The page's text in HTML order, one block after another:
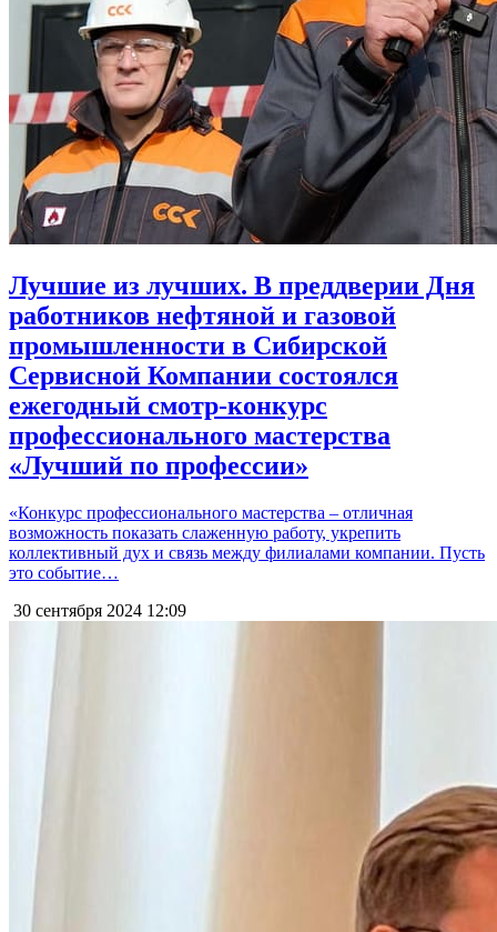
Лучшие из лучших. В преддверии Дня
работников нефтяной и газовой
промышленности в Сибирской
Сервисной Компании состоялся
ежегодный смотр-конкурс
профессионального мастерства
«Лучший по профессии»
«Конкурс профессионального мастерства – отличная
возможность показать слаженную работу, укрепить
коллективный дух и связь между филиалами компании. Пусть
это событие…
30 сентября 2024 12:09